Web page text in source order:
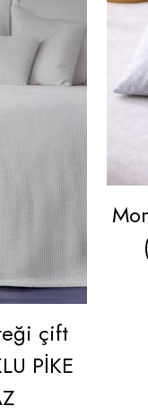
çift
PİKE